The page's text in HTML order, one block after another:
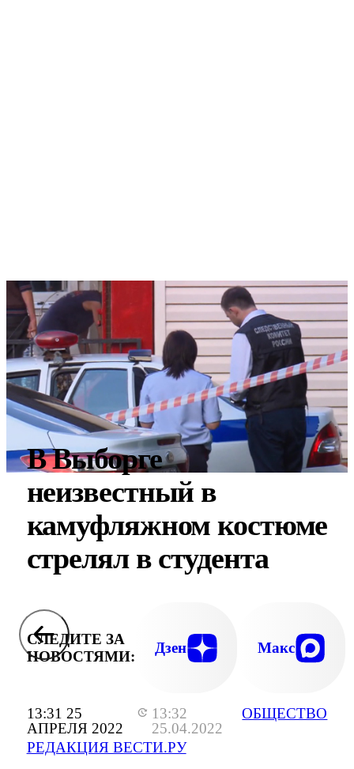
13:31 25
АПРЕЛЯ 2022
13:32
25.04.2022
РЕДАКЦИЯ ВЕСТИ.РУ
ОБЩЕСТВО
В Выборге
неизвестный в
камуфляжном костюме
стрелял в студента
СЛЕДИТЕ ЗА
НОВОСТЯМИ:
Дзен Макс